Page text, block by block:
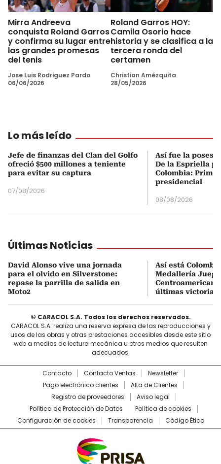
Mirra Andreeva
conquista Roland Garros
y confirma su lugar entre
las grandes promesas
del tenis
Jose Luis Rodriguez Pardo
06/06/2026
Roland Garros HOY:
Camila Osorio hace
historia y se clasifica a la
tercera ronda del
certamen
Christian Amézquita
28/05/2026
Lo más leído
Jefe de finanzas del Clan del Golfo
ofreció $500 millones a teniente
para evitar su captura
07/08/2026
Así fue la
De la Espriella
Colombia:
presidencial
08/08/2026
Últimas Noticias
David Alonso vive una jornada
para el olvido en Silverstone:
repase la parrilla de salida en
Moto2
Así está
Medallería
últimas victorias
© CARACOL S.A. Todos los derechos reservados.
CARACOL S.A. realiza una reserva expresa de las reproducciones y
usos de las obras y otras prestaciones accesibles desde este sitio
web a medios de lectura mecánica u otros medios que resulten
adecuados.
Contacto Contacto Ventas
Newsletter
Pago electrónico clientes
Alta de Clientes
Registro de proveedores
Aviso legal
Política de Protección de Datos
Política de cookies
Configuración de cookies
Transparencia Código Ético